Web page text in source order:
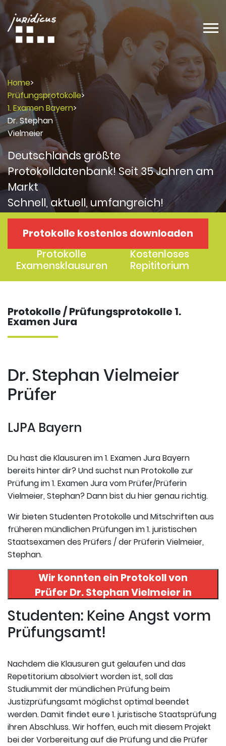
Home>
Prüfungsprotokolle>
1. Examen Bayern>
Dr. Stephan
Vielmeier
Deutschlands größte
Protokolldatenbank! Seit 35 Jahren am
Markt
Schnell, aktuell, umfangreich!
Protokolle kostenlos downloaden
1. Examen
2. Examen
Protokolle
Examensklausuren
Kostenloses
Repititorium
Protokolle / Prüfungsprotokolle 1.
Examen Jura
Dr. Stephan Vielmeier
Prüfer
LJPA Bayern
Du hast die Klausuren im 1. Examen Jura Bayern
bereits hinter dir? Und suchst nun Protokolle zur
Prüfung im 1. Examen Jura vom Prüfer/Prüferin
Vielmeier, Stephan? Dann bist du hier genau richtig.
Wir bieten Studenten Protokolle und Mitschriften aus
früheren mündlichen Prüfungen im 1. juristischen
Staatsexamen des Prüfers / der Prüferin Vielmeier,
Stephan.
Wir konnten ein Protokoll von
Prüfer Dr. Stephan Vielmeier in
uneserer Datenbank finden. Hier
registrieren und das Protokoll
abrufen.
Studenten: Keine Angst vorm
Prüfungsamt!
Nachdem die Klausuren gut gelaufen und das
Repetitorium absolviert worden ist, soll das
Studiummit der mündlichen Prüfung beim
Justizprüfungsamt möglichst optimal beendet
werden. Damit findet eure 1. juristische Staatsprüfung
ihren Abschluss. Wir hoffen, euch mit diesem Projekt
bei der Vorbereitung auf die Prüfung und die Prüfer